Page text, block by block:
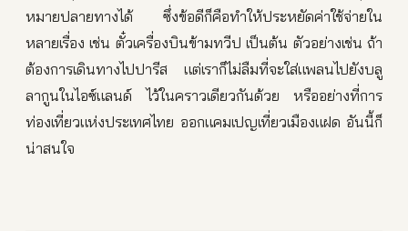
หมายปลายทางได้ ซึ่งข้อดีก็คือทำให้ประหยัดค่าใช้จ่ายใน
หลายเรื่อง เช่น ตั๋วเครื่องบินข้ามทวีป เป็นต้น ตัวอย่างเช่น ถ้า
ต้องการเดินทางไปปารีส แต่เราก็ไม่ลืมที่จะใส่แพลนไปยังบลู
ลากูนในไอซ์แลนด์ ไว้ในคราวเดียวกันด้วย หรืออย่างที่การ
ท่องเที่ยวแห่งประเทศไทย ออกแคมเปญเที่ยวเมืองแฝด อันนี้ก็
น่าสนใจ